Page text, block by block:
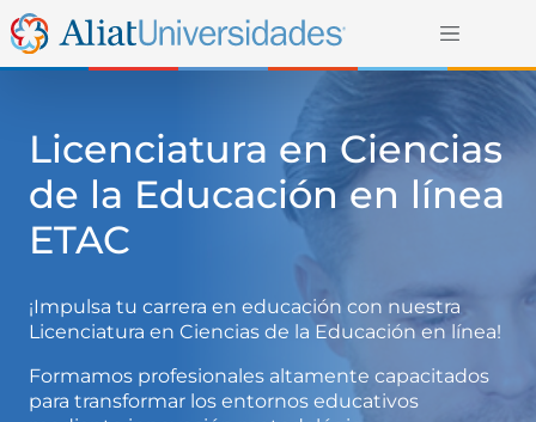
Licenciatura en Ciencias
de la Educación en línea
ETAC
¡Impulsa tu carrera en educación con nuestra
Licenciatura en Ciencias de la Educación en línea!
Formamos profesionales altamente capacitados
para transformar los entornos educativos